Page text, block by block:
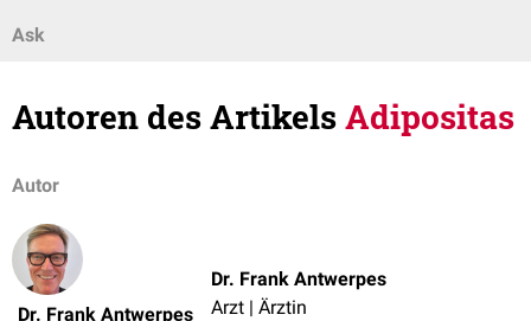
Ask
Autoren des ArtikelsAdipositas
Autor
Dr. Frank Antwerpes
Dr. Frank Antwerpes
Arzt | Ärztin